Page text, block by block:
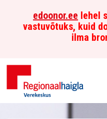
edoonor.ee lehel
vastuvõtuks, kuid
ilma